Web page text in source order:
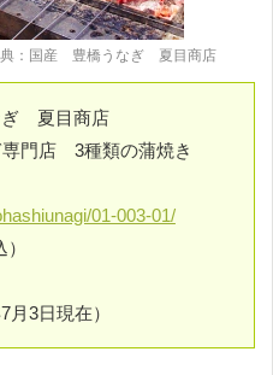
：国産 豊橋うなぎ 夏目商店
ぎ 夏目商店
専門店 3種類の蒲焼き
01-003-01/
月3日現在）